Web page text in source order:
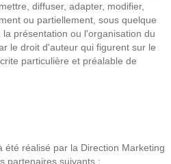
diffuser, adapter, modifier,
ou partiellement, sous quelque
présentation ou l'organisation du
le droit d'auteur qui figurent sur le
particulière et préalable de
été réalisé par la Direction Marketing
partenaires suivants :